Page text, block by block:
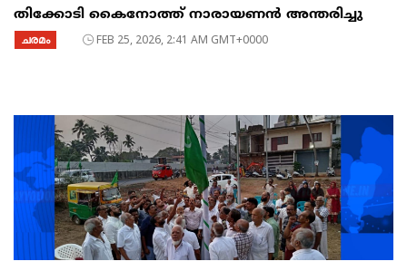
തിക്കോടി കൈനോത്ത് നാരായണൻ അന്തരിച്ചു
ചരമം FEB 25, 2026, 2:41 AM GMT+0000